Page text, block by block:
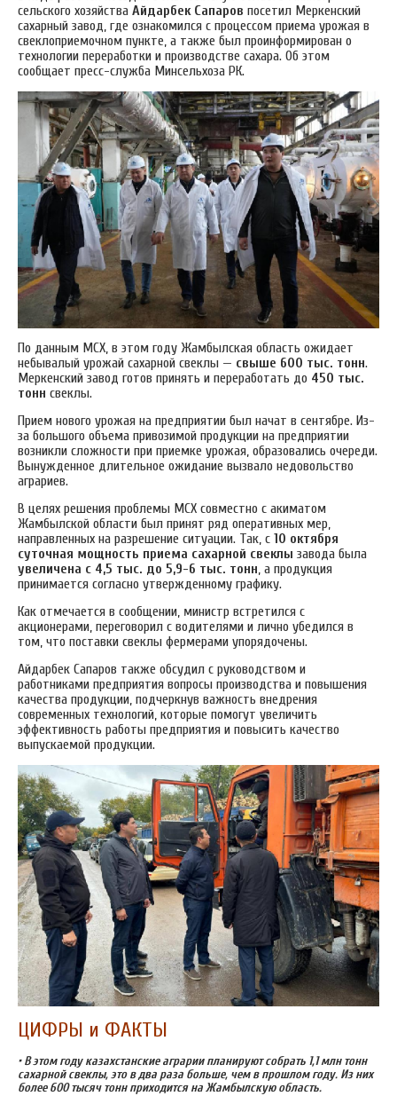
сельского хозяйства Айдарбек Сапаров посетил Меркенский
сахарный завод, где ознакомился с процессом приема урожая в
свеклоприемочном пункте, а также был проинформирован о
технологии переработки и производстве сахара. Об этом
сообщает пресс-служба Минсельхоза РК.
По данным МСХ, в этом году Жамбылская область ожидает
небывалый урожай сахарной свеклы — свыше 600 тыс. тонн.
Меркенский завод готов принять и переработать до 450 тыс.
тонн свеклы.
Прием нового урожая на предприятии был начат в сентябре. Из-
за большого объема привозимой продукции на предприятии
возникли сложности при приемке урожая, образовались очереди.
Вынужденное длительное ожидание вызвало недовольство
аграриев.
В целях решения проблемы МСХ совместно с акиматом
Жамбылской области был принят ряд оперативных мер,
направленных на разрешение ситуации. Так, с 10 октября
суточная мощность приема сахарной свеклы завода была
увеличена с 4,5 тыс. до 5,9-6 тыс. тонн, а продукция
принимается согласно утвержденному графику.
Как отмечается в сообщении, министр встретился с
акционерами, переговорил с водителями и лично убедился в
том, что поставки свеклы фермерами упорядочены.
Айдарбек Сапаров также обсудил с руководством и
работниками предприятия вопросы производства и повышения
качества продукции, подчеркнув важность внедрения
современных технологий, которые помогут увеличить
эффективность работы предприятия и повысить качество
выпускаемой продукции.
ЦИФРЫ и ФАКТЫ
• В этом году казахстанские аграрии планируют собрать 1,1 млн тонн
сахарной свеклы, это в два раза больше, чем в прошлом году. Из них
более 600 тысяч тонн приходится на Жамбылскую область.